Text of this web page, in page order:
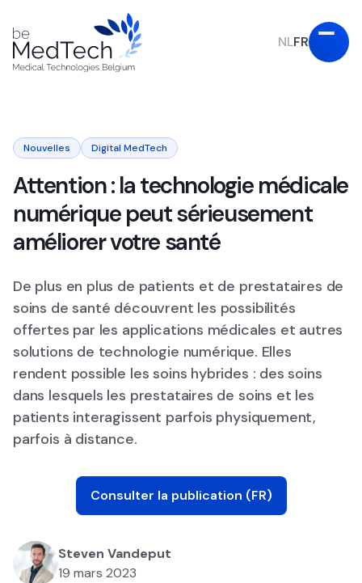
NLFR
Nouvelles Digital MedTech
Attention : la technologie médicale
numérique peut sérieusement
améliorer votre santé
De plus en plus de patients et de prestataires de
soins de santé découvrent les possibilités
offertes par les applications médicales et autres
solutions de technologie numérique. Elles
rendent possible les soins hybrides : des soins
dans lesquels les prestataires de soins et les
patients interagissent parfois physiquement,
parfois à distance.
Consulter la publication (FR)
Steven Vandeput
19 mars 2023